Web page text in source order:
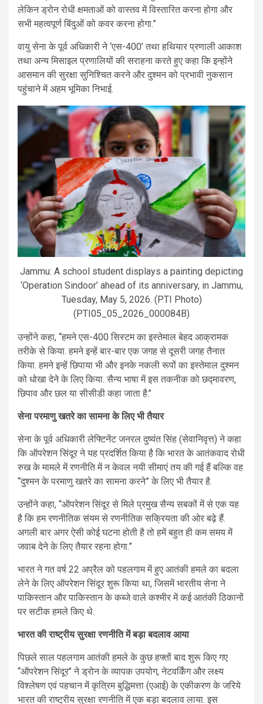
लेकिन ड्रोन रोधी क्षमताओं को वास्तव में विस्तारित करना होगा और
सभी महत्वपूर्ण बिंदुओं को कवर करना होगा.”
वायु सेना के पूर्व अधिकारी ने ‘एस-400’ तथा हथियार प्रणाली आकाश
तथा अन्य मिसाइल प्रणालियों की सराहना करते हुए कहा कि इन्होंने
आसमान की सुरक्षा सुनिश्चित करने और दुश्मन को प्रभावी नुकसान
पहुंचाने में अहम भूमिका निभाई.
Jammu: A school student displays a painting depicting
‘Operation Sindoor’ ahead of its anniversary, in Jammu,
Tuesday, May 5, 2026. (PTI Photo)
(PTI05_05_2026_000084B)
उन्होंने कहा, ‘‘हमने एस-400 सिस्टम का इस्तेमाल बेहद आक्रामक
तरीके से किया. हमने इन्हें बार-बार एक जगह से दूसरी जगह तैनात
किया. हमने इन्हें छिपाया भी और इनके नकली रूपों का इस्तेमाल दुश्मन
को धोखा देने के लिए किया. सैन्य भाषा में इस तकनीक को छद्मावरण,
छिपाव और छल या सीसीडी कहा जाता है.’’
सेना परमाणु खतरे का सामना के लिए भी तैयार
सेना के पूर्व अधिकारी लेफ्टिनेंट जनरल दुष्यंत सिंह (सेवानिवृत्त) ने कहा
कि ऑपरेशन सिंदूर ने यह प्रदर्शित किया है कि भारत के आतंकवाद रोधी
रुख के मामले में रणनीति में न केवल नयी सीमाएं तय की गई हैं बल्कि वह
“दुश्मन के परमाणु खतरे का सामना करने” के लिए भी तैयार है.
उन्होंने कहा, “ऑपरेशन सिंदूर से मिले प्रमुख सैन्य सबकों में से एक यह
है कि हम रणनीतिक संयम से रणनीतिक सक्रियता की ओर बढ़े हैं.
अगली बार अगर ऐसी कोई घटना होती है तो हमें बहुत ही कम समय में
जवाब देने के लिए तैयार रहना होगा.”
भारत ने गत वर्ष 22 अप्रैल को पहलगाम में हुए आतंकी हमले का बदला
लेने के लिए ऑपरेशन सिंदूर शुरू किया था, जिसमें भारतीय सेना ने
पाकिस्तान और पाकिस्तान के कब्जे वाले कश्मीर में कई आतंकी ठिकानों
पर सटीक हमले किए थे.
भारत की राष्ट्रीय सुरक्षा रणनीति में बड़ा बदलाव आया
पिछले साल पहलगाम आतंकी हमले के कुछ हफ्तों बाद शुरू किए गए
‘‘ऑपरेशन सिंदूर’’ ने ड्रोन के व्यापक उपयोग, नेटवर्किंग और लक्ष्य
विश्लेषण एवं पहचान में कृत्रिम बुद्धिमत्ता (एआई) के एकीकरण के जरिये
भारत की राष्ट्रीय सुरक्षा रणनीति में एक बड़ा बदलाव लाया. इस